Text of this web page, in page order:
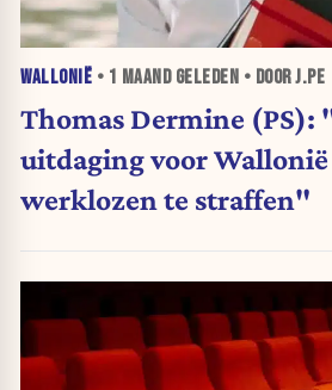
WALLONIË • 1 MAANDGELEDEN • DOOR J.PE
Thomas Dermine (PS):
uitdaging voor
werklozen te straffen"